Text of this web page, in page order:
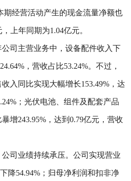
期经营活动产生的现金流量净额也
上年同期为1.04亿元。
公司主营业务中，设备配件收入下
，营收占比53.24%。不过，
入同比实现大幅增长153.49%，达
；光伏电池、组件及配套产品
增243.95%，达到0.79亿元，营收
司业绩持续承压。公司实现营业
降54.94%；归母净利润和扣非净